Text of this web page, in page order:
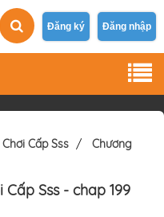
Đăng ký Đăng nhập
Cấp Sss
Chương
Cấp Sss- chap 199